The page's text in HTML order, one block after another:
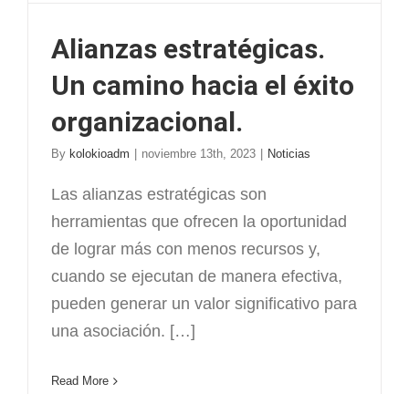
Alianzas estratégicas.
Un camino hacia el éxito
organizacional.
By kolokioadm noviembre 13th, 2023 Noticias
Las alianzas estratégicas son
herramientas que ofrecen la oportunidad
de lograr más con menos recursos y,
cuando se ejecutan de manera efectiva,
pueden generar un valor significativo para
una asociación. […]
Read More